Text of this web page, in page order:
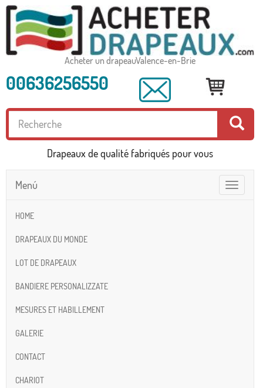
Acheter un drapeauValence-en-Brie
00636256550
Drapeaux de qualité fabriqués pour vous
Toggle
navigation
Menú
HOME
DRAPEAUX DU MONDE
LOT DE DRAPEAUX
BANDIERE PERSONALIZZATE
MESURES ET HABILLEMENT
GALERIE
CONTACT
CHARIOT